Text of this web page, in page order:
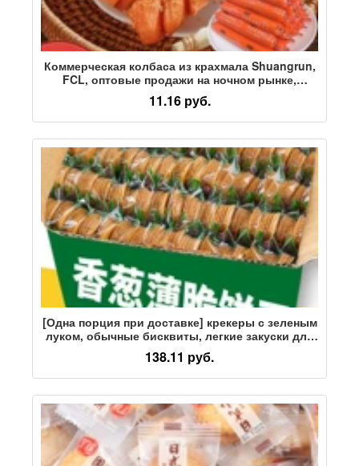
Коммерческая колбаса из крахмала Shuangrun,
FCL, оптовые продажи на ночном рынке,
закуски, воздушная фритюрница, хрустящая
колбаса на гриле, прямые продажи с фабрики
11.16 руб.
[Одна порция при доставке] крекеры с зеленым
луком, обычные бисквиты, легкие закуски для
знаменитостей, снеки
138.11 руб.